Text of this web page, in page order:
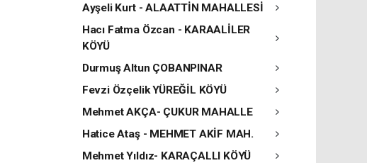
Ayşeli Kurt - ALAATTİN MAHALLESİ
Hacı Fatma Özcan - KARAALİLER
KÖYÜ
Durmuş Altun ÇOBANPINAR
Fevzi Özçelik YÜREĞİL KÖYÜ
Mehmet AKÇA- ÇUKUR MAHALLE
Hatice Ataş - MEHMET AKİF MAH.
Mehmet Yıldız- KARAÇALLI KÖYÜ